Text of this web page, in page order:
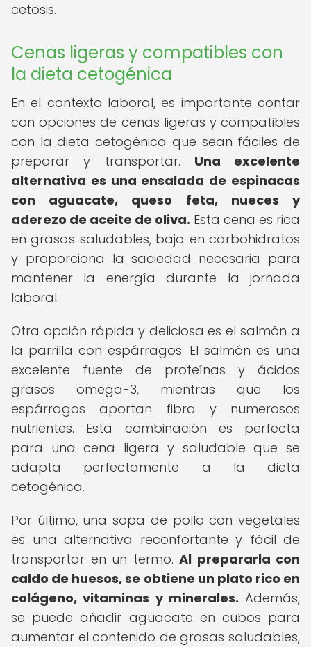
cetosis.
Cenas ligeras y compatibles con
la dieta cetogénica
En el contexto laboral, es importante contar
con opciones de cenas ligeras y compatibles
con la dieta cetogénica que sean fáciles de
preparar y transportar. Una excelente
alternativa es una ensalada de espinacas
con aguacate, queso feta, nueces y
aderezo de aceite de oliva. Esta cena es rica
en grasas saludables, baja en carbohidratos
y proporciona la saciedad necesaria para
mantener la energía durante la jornada
laboral.
Otra opción rápida y deliciosa es el salmón a
la parrilla con espárragos. El salmón es una
excelente fuente de proteínas y ácidos
grasos omega-3, mientras que los
espárragos aportan fibra y numerosos
nutrientes. Esta combinación es perfecta
para una cena ligera y saludable que se
adapta perfectamente a la dieta
cetogénica.
Por último, una sopa de pollo con vegetales
es una alternativa reconfortante y fácil de
transportar en un termo. Al prepararla con
caldo de huesos, se obtiene un plato rico en
colágeno, vitaminas y minerales. Además,
se puede añadir aguacate en cubos para
aumentar el contenido de grasas saludables,